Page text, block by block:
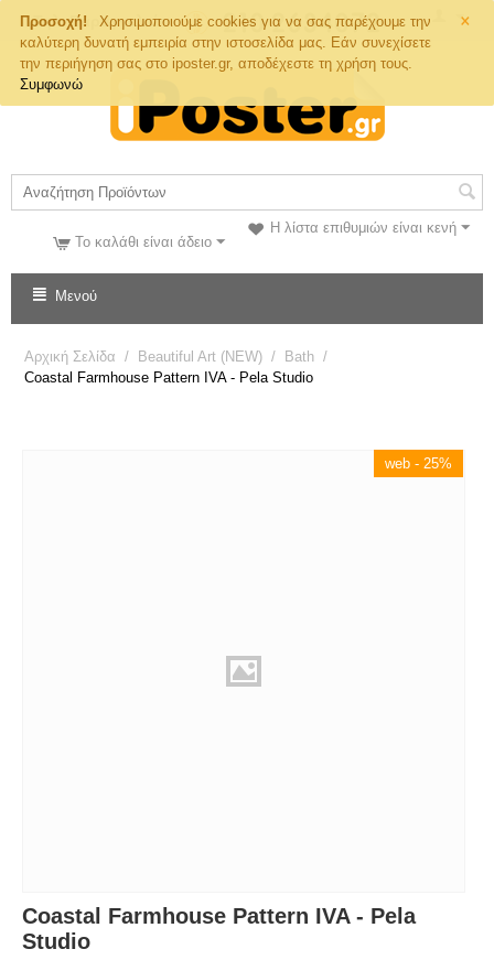
×
Προσοχή!
Χρησιμοποιούμε cookies για να σας παρέχουμε την
καλύτερη δυνατή εμπειρία στην ιστοσελίδα μας. Εάν συνεχίσετε
την περιήγηση σας στο iposter.gr, αποδέχεστε τη χρήση τους.
Συμφωνώ
Τηλ. Παραγγελιών
Η λίστα επιθυμιών είναι κενή
Το καλάθι είναι άδειο
Μενού
Αρχική Σελίδα / Beautiful Art (NEW) / Bath /
Coastal Farmhouse Pattern IVA - Pela Studio
web - 25%
Coastal Farmhouse Pattern IVA - Pela
Studio